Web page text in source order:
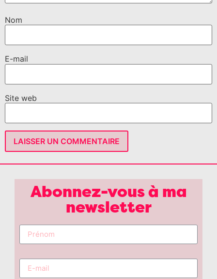
Nom
E-mail
Site web
Abonnez-vous à ma
newsletter